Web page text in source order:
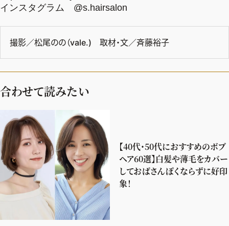
インスタグラム @s.hairsalon
撮影／松尾のの（vale.) 取材・文／斉藤裕子
合わせて読みたい
【40代・50代におすすめのボブ
ヘア60選】白髪や薄毛をカバー
しておばさんぽくならずに好印
象！